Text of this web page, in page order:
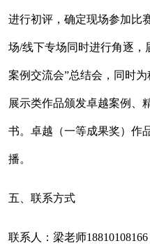
进行初评，确定现场参加比
场/线下专场同时进行角逐，
案例交流会”总结会，同时
展示类作品颁发卓越案例、
书。卓越 （一等成果奖）作
播。
五、联系方式
联系人：梁老师